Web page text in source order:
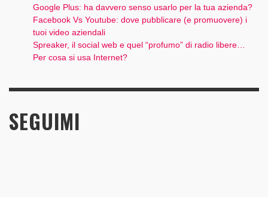
Google Plus: ha davvero senso usarlo per la tua azienda?
Facebook Vs Youtube: dove pubblicare (e promuovere) i
tuoi video aziendali
Spreaker, il social web e quel “profumo” di radio libere…
Per cosa si usa Internet?
SEGUIMI